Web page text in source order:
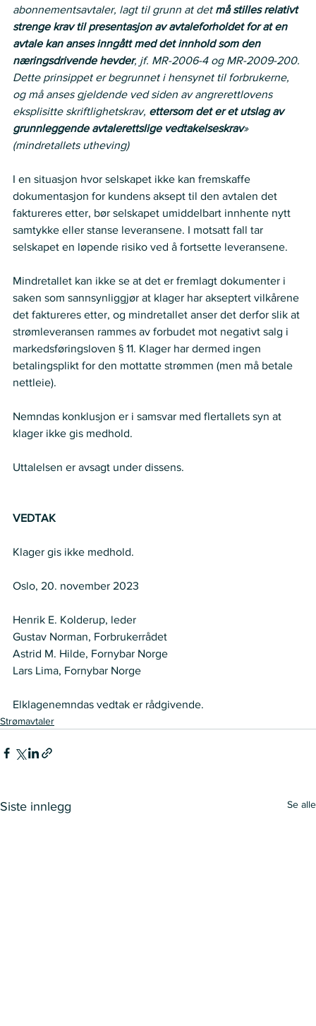
abonnementsavtaler, lagt til grunn at det må stilles relativt
strenge krav til presentasjon av avtaleforholdet for at en
avtale kan anses inngått med det innhold som den
næringsdrivende hevder, jf. MR-2006-4 og MR-2009-200.
Dette prinsippet er begrunnet i hensynet til forbrukerne,
og må anses gjeldende ved siden av angrerettlovens
eksplisitte skriftlighetskrav, ettersom det er et utslag av
grunnleggende avtalerettslige vedtakelseskrav»
(mindretallets utheving)
I en situasjon hvor selskapet ikke kan fremskaffe
dokumentasjon for kundens aksept til den avtalen det
faktureres etter, bør selskapet umiddelbart innhente nytt
samtykke eller stanse leveransene. I motsatt fall tar
selskapet en løpende risiko ved å fortsette leveransene.
Mindretallet kan ikke se at det er fremlagt dokumenter i
saken som sannsynliggjør at klager har akseptert vilkårene
det faktureres etter, og mindretallet anser det derfor slik at
strømleveransen rammes av forbudet mot negativt salg i
markedsføringsloven § 11. Klager har dermed ingen
betalingsplikt for den mottatte strømmen (men må betale
nettleie).
Nemndas konklusjon er i samsvar med flertallets syn at
klager ikke gis medhold.
Uttalelsen er avsagt under dissens.
VEDTAK
Klager gis ikke medhold.
Oslo, 20. november 2023
Henrik E. Kolderup, leder
Gustav Norman, Forbrukerrådet
Astrid M. Hilde, Fornybar Norge
Lars Lima, Fornybar Norge
Elklagenemndas vedtak er rådgivende.
Strømavtaler
Siste innlegg Se alle